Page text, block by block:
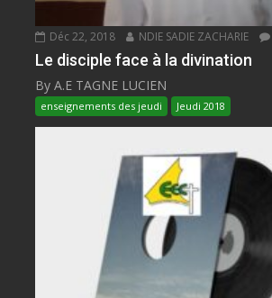
Déc 22, 2018 NDIE SADIE ZACHARIE
Le disciple face à la divination
By A.E TAGNE LUCIEN
enseignements des jeudi Jeudi 2018